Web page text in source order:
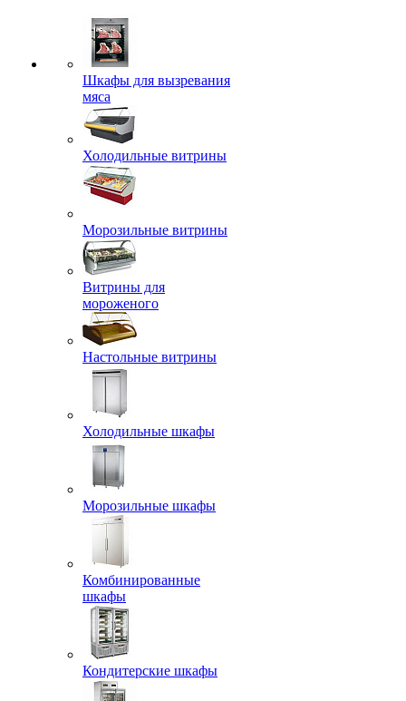
Шкафы для вызревания
мяса
Холодильные витрины
Морозильные витрины
Витрины для
мороженого
Настольные витрины
Холодильные шкафы
Морозильные шкафы
Комбинированные
шкафы
Кондитерские шкафы